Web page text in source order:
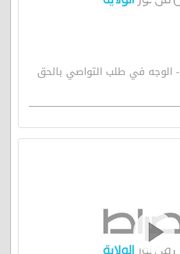
مصباح الهداية 274 - الوجه في طلب التواصي بالحق